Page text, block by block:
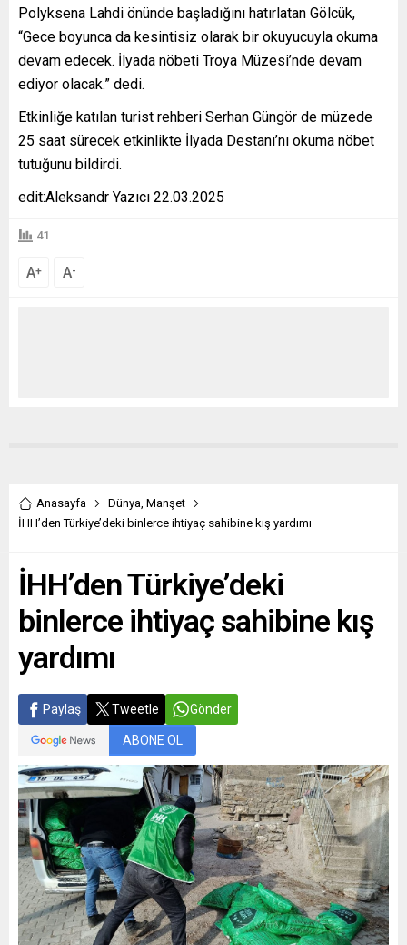
Polyksena Lahdi önünde başladığını hatırlatan Gölcük,
“Gece boyunca da kesintisiz olarak bir okuyucuyla okuma
devam edecek. İlyada nöbeti Troya Müzesi’nde devam
ediyor olacak.” dedi.
Etkinliğe katılan turist rehberi Serhan Güngör de müzede
25 saat sürecek etkinlikte İlyada Destanı’nı okuma nöbet
tutuğunu bildirdi.
edit:Aleksandr Yazıcı 22.03.2025
41
A+ A-
Anasayfa Dünya Manşet
İHH’den Türkiye’deki binlerce ihtiyaç sahibine kış yardımı
İHH’den Türkiye’deki
binlerce ihtiyaç sahibine kış
yardımı
Paylaş Tweetle Gönder
ABONE OL